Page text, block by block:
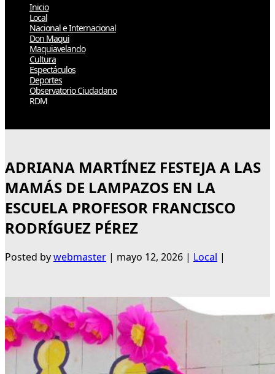
Inicio
Local
Nacional e Internacional
Don Maqui
Maquiavelando
Cultura
Espectáculos
Deportes
Observatorio Ciudadano
RDM
ADRIANA MARTÍNEZ FESTEJA A LAS
MAMÁS DE LAMPAZOS EN LA
ESCUELA PROFESOR FRANCISCO
RODRÍGUEZ PÉREZ
Posted bywebmaster | mayo 12, 2026 | Local |